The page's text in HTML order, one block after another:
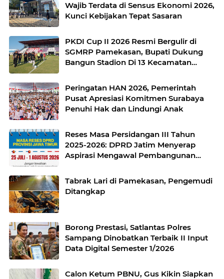
Wajib Terdata di Sensus Ekonomi 2026,
Kunci Kebijakan Tepat Sasaran
PKDI Cup II 2026 Resmi Bergulir di
SGMRP Pamekasan, Bupati Dukung
Bangun Stadion Di 13 Kecamatan
Peringatan HAN 2026, Pemerintah
Pusat Apresiasi Komitmen Surabaya
Penuhi Hak dan Lindungi Anak
Reses Masa Persidangan III Tahun
2025-2026: DPRD Jatim Menyerap
Aspirasi Mengawal Pembangunan
Tabrak Lari di Pamekasan, Pengemudi
Ditangkap
Borong Prestasi, Satlantas Polres
Sampang Dinobatkan Terbaik II Input
Data Digital Semester 1/2026
Calon Ketum PBNU, Gus Kikin Siapkan